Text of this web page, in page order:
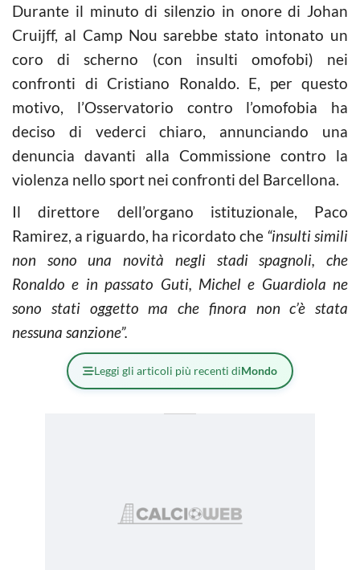
Durante il minuto di silenzio in onore di Johan
Cruijff, al Camp Nou sarebbe stato intonato un
coro di scherno (con insulti omofobi) nei
confronti di Cristiano Ronaldo. E, per questo
motivo, l’Osservatorio contro l’omofobia ha
deciso di vederci chiaro, annunciando una
denuncia davanti alla Commissione contro la
violenza nello sport nei confronti del Barcellona.
Il direttore dell’organo istituzionale, Paco
Ramirez, a riguardo, ha ricordato che “insulti simili
non sono una novità negli stadi spagnoli, che
Ronaldo e in passato Guti, Michel e Guardiola ne
sono stati oggetto ma che finora non c’è stata
nessuna sanzione”.
Leggi gli articoli più recenti diMondo